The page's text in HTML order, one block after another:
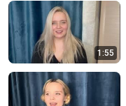
1:55